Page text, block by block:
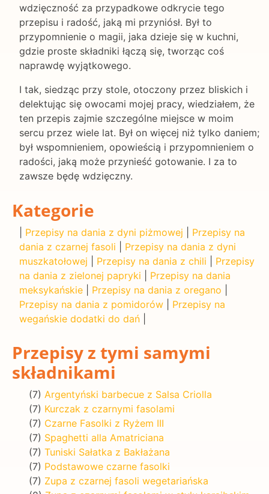
wdzięczność za przypadkowe odkrycie tego
przepisu i radość, jaką mi przyniósł. Był to
przypomnienie o magii, jaka dzieje się w kuchni,
gdzie proste składniki łączą się, tworząc coś
naprawdę wyjątkowego.
I tak, siedząc przy stole, otoczony przez bliskich i
delektując się owocami mojej pracy, wiedziałem, że
ten przepis zajmie szczególne miejsce w moim
sercu przez wiele lat. Był on więcej niż tylko daniem;
był wspomnieniem, opowieścią i przypomnieniem o
radości, jaką może przynieść gotowanie. I za to
zawsze będę wdzięczny.
Kategorie
Przepisy na dania z dyni piżmowej
Przepisy na
dania z czarnej fasoli
Przepisy na dania z dyni
muszkatołowej
Przepisy na dania z chili
Przepisy
na dania z zielonej papryki
Przepisy na dania
meksykańskie
Przepisy na dania z oregano
Przepisy na dania z pomidorów
Przepisy na
wegańskie dodatki do dań
Przepisy z tymi samymi
składnikami
(7) Argentyński barbecue z Salsa Criolla
(7) Kurczak z czarnymi fasolami
(7) Czarne Fasolki z Ryżem III
(7) Spaghetti alla Amatriciana
(7) Tuniski Sałatka z Bakłażana
(7) Podstawowe czarne fasolki
(7) Zupa z czarnej fasoli wegetariańska